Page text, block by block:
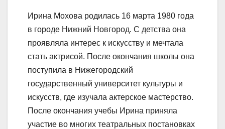
Ирина Мохова родилась 16 марта 1980 года
в городе Нижний Новгород. С детства она
проявляла интерес к искусству и мечтала
стать актрисой. После окончания школы она
поступила в Нижегородский
государственный университет культуры и
искусств, где изучала актерское мастерство.
После окончания учебы Ирина приняла
участие во многих театральных постановках